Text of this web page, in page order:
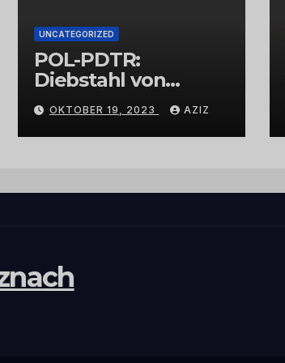
UNCATEGORIZED
POL-PDTR:
Diebstahl von
Grabschmuck
OKTOBER 19, 2023 AZIZ